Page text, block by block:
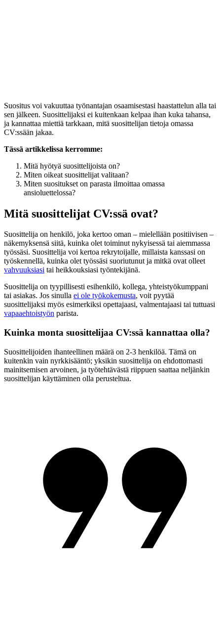
Suositus voi vakuuttaa työnantajan osaamisestasi haastattelun alla tai
sen jälkeen. Suosittelijaksi ei kuitenkaan kelpaa ihan kuka tahansa,
ja kannattaa miettiä tarkkaan, mitä suosittelijan tietoja omassa
CV:ssään jakaa.
Tässä artikkelissa kerromme:
Mitä hyötyä suosittelijoista on?
Miten oikeat suosittelijat valitaan?
Miten suositukset on parasta ilmoittaa omassa
ansioluettelossa?
Mitä suosittelijat CV:ssä ovat?
Suosittelija on henkilö, joka kertoo oman – mielellään positiivisen –
näkemyksensä siitä, kuinka olet toiminut nykyisessä tai aiemmassa
työssäsi. Suosittelija voi kertoa rekrytoijalle, millaista kanssasi on
työskennellä, kuinka olet työssäsi suoriutunut ja mitkä ovat olleet
vahvuuksiasi tai heikkouksiasi työntekijänä.
Suosittelija on tyypillisesti esihenkilö, kollega, yhteistyökumppani
tai asiakas. Jos sinulla ei ole työkokemusta, voit pyytää
suosittelijaksi myös esimerkiksi opettajaasi, valmentajaasi tai tuttuasi
vapaaehtoistyön parista.
Kuinka monta suosittelijaa CV:ssä kannattaa olla?
Suosittelijoiden ihanteellinen määrä on 2-3 henkilöä. Tämä on
kuitenkin vain nyrkkisääntö; yksikin suosittelija on ehdottomasti
mainitsemisen arvoinen, ja työtehtävästä riippuen saattaa neljänkin
suosittelijan käyttäminen olla perusteltua.